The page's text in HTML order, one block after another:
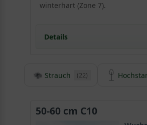
winterhart (Zone 7).
Details
Camellia japonica stammt
Der Stamm der Kamelie
Strauch (22)
50-60 cm C10